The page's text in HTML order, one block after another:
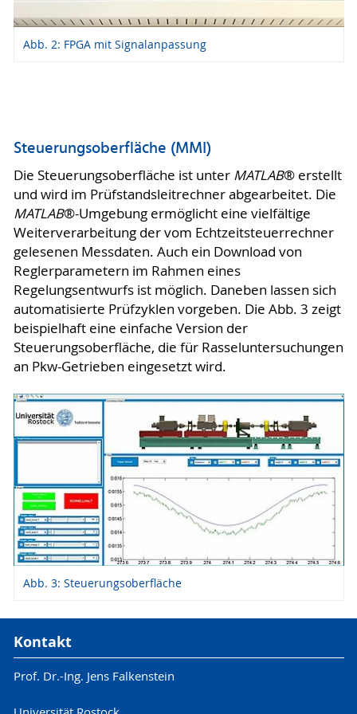
Abb. 2: FPGA mit Signalanpassung
Steuerungsoberfläche (MMI)
Die Steuerungsoberfläche ist unter MATLAB® erstellt
und wird im Prüfstandsleitrechner abgearbeitet. Die
MATLAB®-Umgebung ermöglicht eine vielfältige
Weiterverarbeitung der vom Echtzeitsteuerrechner
gelesenen Messdaten. Auch ein Download von
Reglerparametern im Rahmen eines
Regelungsentwurfs ist möglich. Daneben lassen sich
automatisierte Prüfzyklen vorgeben. Die Abb. 3 zeigt
beispielhaft eine einfache Version der
Steuerungsoberfläche, die für Rasseluntersuchungen
an Pkw-Getrieben eingesetzt wird.
Abb. 3: Steuerungsoberfläche
Kontakt
Prof. Dr.-Ing. Jens Falkenstein